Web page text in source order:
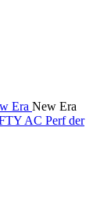
Era New Era
AC Perf der